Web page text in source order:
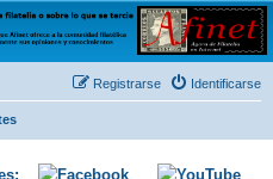
de Filatelia es un foro abierto que Afinet
que exprese libremente sus opiniones y
Identificarse
Registrarse